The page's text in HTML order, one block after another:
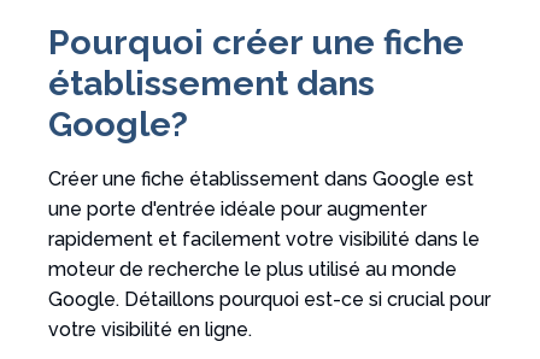
Pourquoi créer une fiche
établissement dans
Google?
Créer une fiche établissement dans Google est
une porte d'entrée idéale pour augmenter
rapidement et facilement votre visibilité dans le
moteur de recherche le plus utilisé au monde
Google. Détaillons pourquoi est-ce si crucial pour
votre visibilité en ligne.